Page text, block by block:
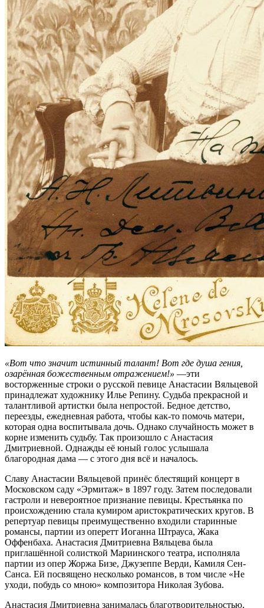
«Вот что значит истинный талант! Вот где душа гения,
озарённая божественным отражением!» —эти
восторженные строки о русской певице Анастасии Вяльцевой
принадлежат художнику Илье Репину. Судьба прекрасной и
талантливой артистки была непростой. Бедное детство,
переезды, ежедневная работа, чтобы как-то помочь матери,
которая одна воспитывала дочь. Однако случайность может в
корне изменить судьбу. Так произошло с Анастасия
Дмитриевной. Однажды её юный голос услышала
благородная дама — с этого дня всё и началось.
Славу Анастасии Вяльцевой принёс блестящий концерт в
Московском саду «Эрмитаж» в 1897 году. Затем последовали
гастроли и невероятное признание певицы. Крестьянка по
происхождению стала кумиром аристократических кругов. В
репертуар певицы преимущественно входили старинные
романсы, партии из оперетт Иоганна Штрауса, Жака
Оффенбаха. Анастасия Дмитриевна Вяльцева была
приглашённой солисткой Мариинского театра, исполняла
партии из опер Жоржа Бизе, Джузеппе Верди, Камиля Сен-
Санса. Ей посвящено несколько романсов, в том числе «Не
уходи, побудь со мною» композитора Николая Зубова.
Анастасия Дмитриевна занималась благотворительностью,